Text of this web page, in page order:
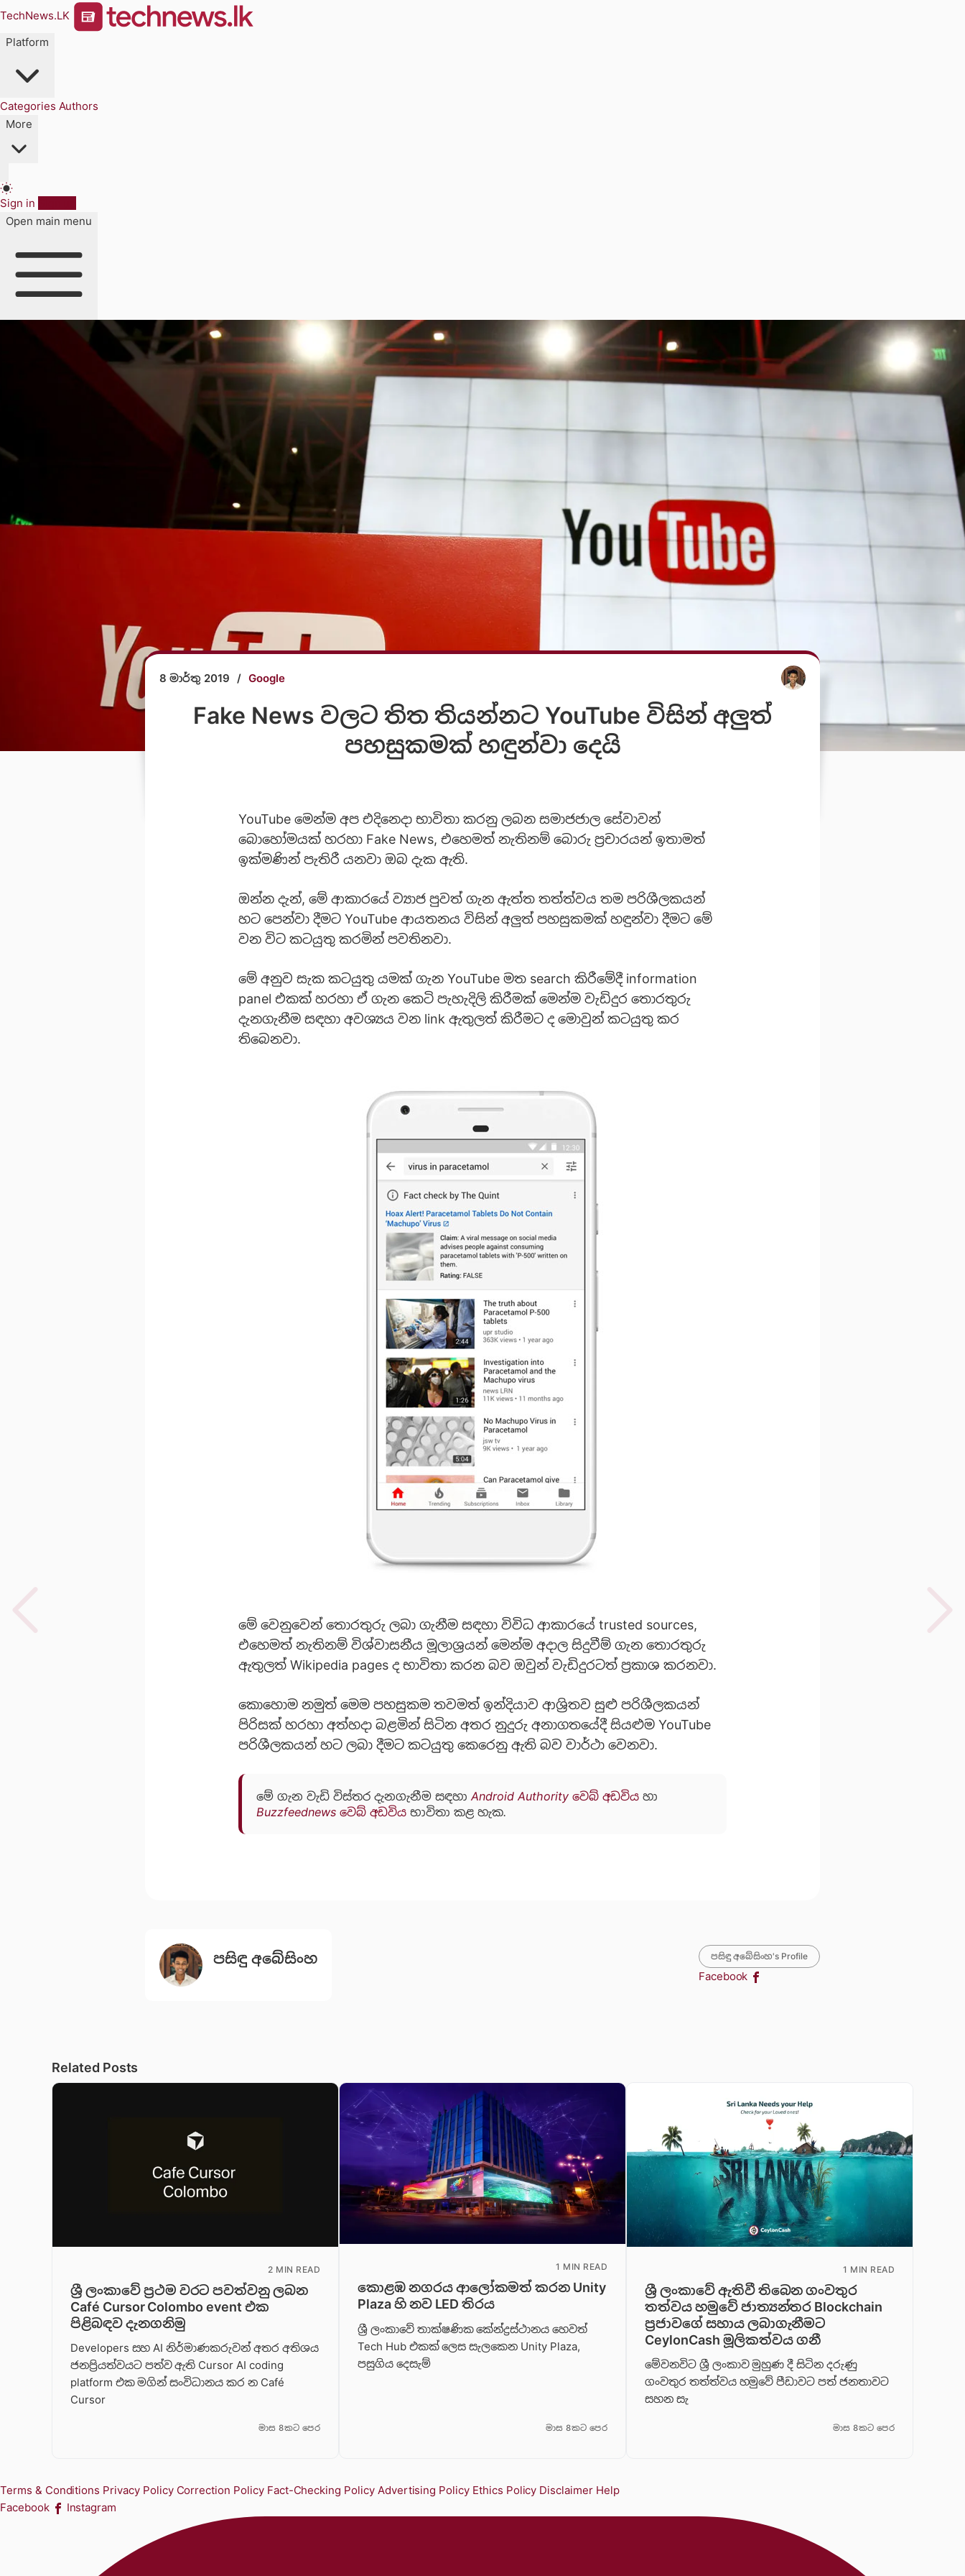
TechNews.LK
Platform
Categories Authors
More
Sign in
Open main menu
8 මාර්තු 2019 / Google
Fake News වලට තිත තියන්නට YouTube විසින් අලුත්
පහසුකමක් හඳුන්වා දෙයි
YouTube මෙන්ම අප එදිනෙදා භාවිතා කරනු ලබන සමාජජාල සේවාවන්
බොහෝමයක් හරහා Fake News, එහෙමත් නැතිනම් බොරු ප්‍රචාරයන් ඉතාමත්
ඉක්මණින් පැතිරී යනවා ඔබ දැක ඇති.
ඔන්න දැන්, මේ ආකාරයේ ව්‍යාජ පුවත් ගැන ඇත්ත තත්ත්වය තම පරිශීලකයන්
හට පෙන්වා දීමට YouTube ආයතනය විසින් අලුත් පහසුකමක් හඳුන්වා දීමට මේ
වන විට කටයුතු කරමින් පවතිනවා.
මේ අනුව සැක කටයුතු යමක් ගැන YouTube මත search කිරීමේදී information
panel එකක් හරහා ඒ ගැන කෙටි පැහැදිලි කිරීමක් මෙන්ම වැඩිදුර තොරතුරු
දැනගැනීම සඳහා අවශ්‍යය වන link ඇතුලත් කිරීමට ද මොවුන් කටයුතු කර
තිබෙනවා.
මේ වෙනුවෙන් තොරතුරු ලබා ගැනීම සඳහා විවිධ ආකාරයේ trusted sources,
එහෙමත් නැතිනම් විශ්වාසනීය මූලාශ්‍රයන් මෙන්ම අදාල සිදුවීම් ගැන තොරතුරු
ඇතුලත් Wikipedia pages ද භාවිතා කරන බව ඔවුන් වැඩිදුරටත් ප්‍රකාශ කරනවා.
කොහොම නමුත් මෙම පහසුකම තවමත් ඉන්දියාව ආශ්‍රිතව සුළු පරිශීලකයන්
පිරිසක් හරහා අත්හදා බළමින් සිටින අතර නුදුරු අනාගතයේදී සියළුම YouTube
පරිශීලකයන් හට ලබා දීමට කටයුතු කෙරෙනු ඇති බව වාර්ථා වෙනවා.
මේ ගැන වැඩි විස්තර දැනගැනීම සඳහා Android Authority වෙබ් අඩවිය හා
Buzzfeednews වෙබ් අඩවිය භාවිතා කළ හැක.
පසිඳු අබේසිංහ පසිඳු අබේසිංහ's Profile
Facebook
Related Posts
2 MIN READ
ශ්‍රී ලංකාවේ ප්‍රථම වරට පවත්වනු ලබන
Café Cursor Colombo event එක
පිළිබඳව දැනගනිමු
Developers සහ AI නිර්මාණකරුවන් අතර අතිශය
ජනප්‍රියත්වයට පත්ව ඇති Cursor AI coding
platform එක මගින් සංවිධානය කර න Café
Cursor
මාස 8කට පෙර
1 MIN READ
කොළඹ නගරය ආලෝකමත් කරන Unity
Plaza හි නව LED තිරය
ශ්‍රී ලංකාවේ තාක්ෂණික කේන්ද්‍රස්ථානය හෙවත්
Tech Hub එකක් ලෙස සැලකෙන Unity Plaza,
පසුගිය දෙසැම්
මාස 8කට පෙර
1 MIN READ
ශ්‍රී ලංකාවේ ඇතිවී තිබෙන ගංවතුර
තත්වය හමුවේ ජාත්‍යන්තර Blockchain
ප්‍රජාවගේ සහාය ලබාගැනීමට
CeylonCash මූලිකත්වය ග​නී
මේවනවිට ශ්‍රී ලංකාව මුහුණ දී සිටින දරුණු
ගංවතුර තත්ත්වය හමුවේ පීඩාවට පත් ජනතාවට
සහන සැ
මාස 8කට පෙර
Terms & Conditions Privacy Policy Correction Policy Fact-Checking Policy Advertising Policy Ethics Policy Disclaimer Help
Facebook
Instagram